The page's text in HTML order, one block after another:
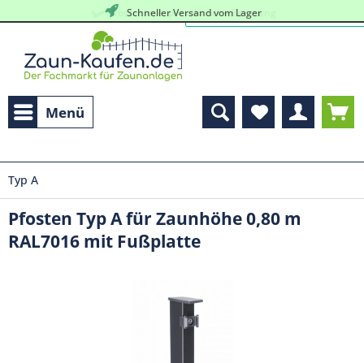
Schneller Versand vom Lager
kostenlose, persöhnliche Beratung
Menü
Typ A
Pfosten Typ A für Zaunhöhe 0,80 m
RAL7016 mit Fußplatte